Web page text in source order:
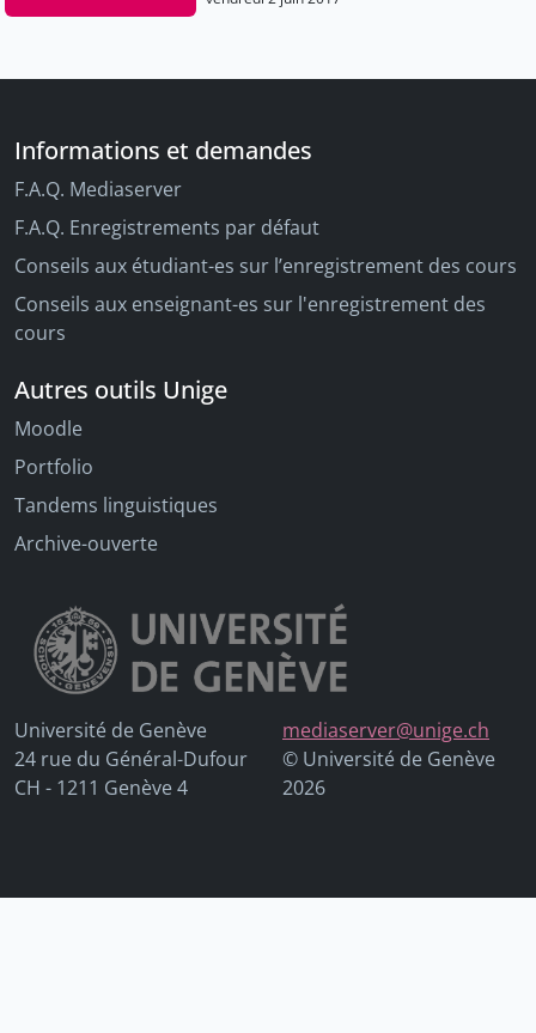
Informations et demandes
F.A.Q. Mediaserver
F.A.Q. Enregistrements par défaut
Conseils aux étudiant-es sur l’enregistrement des cours
Conseils aux enseignant-es sur l'enregistrement des
cours
Autres outils Unige
Moodle
Portfolio
Tandems linguistiques
Archive-ouverte
Université de Genève
24 rue du Général-Dufour
CH - 1211 Genève 4
mediaserver@unige.ch
© Université de Genève
2026